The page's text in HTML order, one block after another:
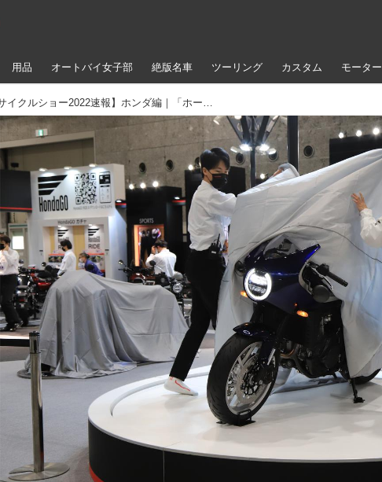
用品 オートバイ女子部 絶版名車 ツーリング カスタム モータ
【大阪モーターサイクルショー2022速報】ホンダ編｜「ホーク11」「ダックス125」を世界初公開！ 新型クロスカブ110も登場